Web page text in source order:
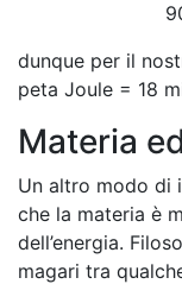
dunque per il
peta Joule = 18
Materia
Un altro modo di
che la materia è
dell’energia.
magari tra